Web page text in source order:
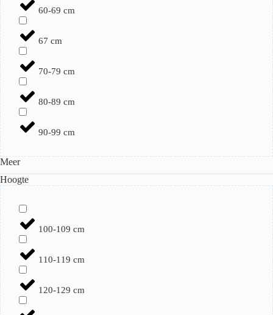
60-69 cm
67 cm
70-79 cm
80-89 cm
90-99 cm
Meer
Hoogte
100-109 cm
110-119 cm
120-129 cm